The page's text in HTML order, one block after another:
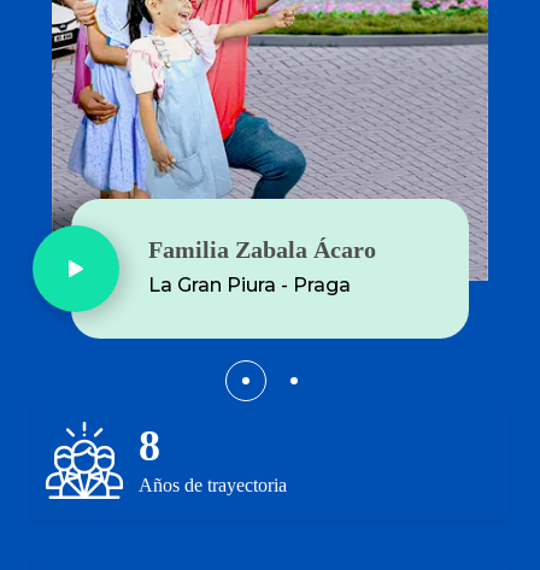
Familia Zabala Ácaro
La Gran Piura - Praga
Familia Huayhua Quilla
Puerto Escondido - Camaná
8
Años de trayectoria